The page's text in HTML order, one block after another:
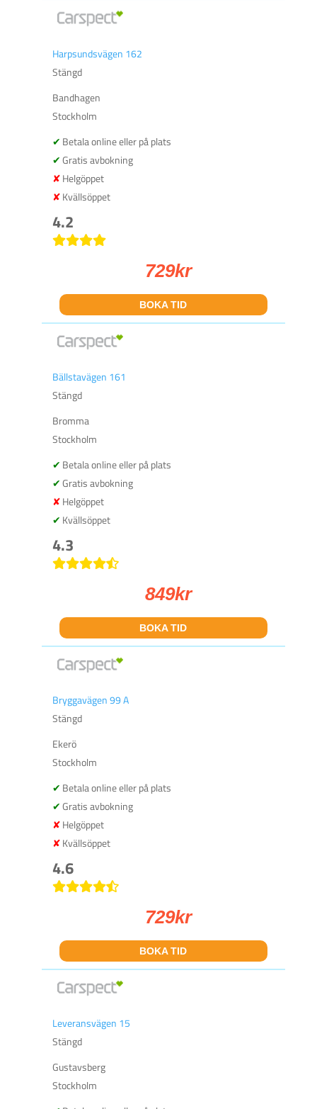
Harpsundsvägen 162
Stängd
Bandhagen
Stockholm
Betala online eller på plats
Gratis avbokning
Helgöppet
Kvällsöppet
4.2
729kr
BOKA TID
Bällstavägen 161
Stängd
Bromma
Stockholm
Betala online eller på plats
Gratis avbokning
Helgöppet
Kvällsöppet
4.3
849kr
BOKA TID
Bryggavägen 99 A
Stängd
Ekerö
Stockholm
Betala online eller på plats
Gratis avbokning
Helgöppet
Kvällsöppet
4.6
729kr
BOKA TID
Leveransvägen 15
Stängd
Gustavsberg
Stockholm